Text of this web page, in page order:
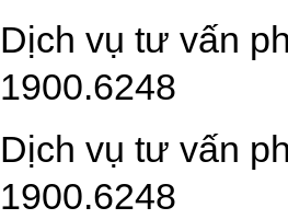
Dịch vụ tư vấn
1900.6248
Dịch vụ tư vấn
1900.6248